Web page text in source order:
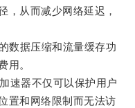
，从而减少网络延迟，
据压缩和流量缓存功
用。
器不仅可以保护用户
置和网络限制而无法访